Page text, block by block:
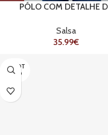
PÓLO COM DETALHE
Salsa
35.99€
ESGOT
ADO